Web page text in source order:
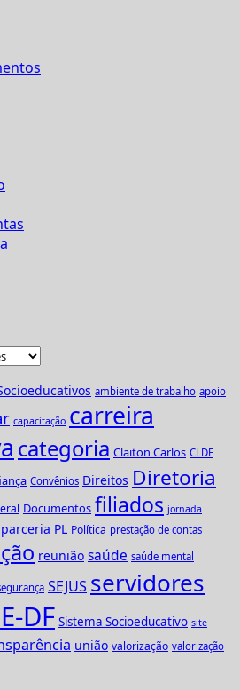
ambiente de trabalho apoio
capacitação carreira
categoria Claiton Carlos CLDF
Convênios Direitos Diretoria
Documentos filiados jornada
parceria PL Política prestação de contas
reunião saúde saúde mental
SEJUS servidores
DF Sistema Socioeducativo site
união valorização valorização